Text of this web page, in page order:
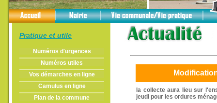
Pratique et utile
Numéros d'urgences
Numéros utiles
Vos démarches en ligne
Camulus en ligne
Plan de la commune
la collecte aura lieu sur
jeudi pour les ordures